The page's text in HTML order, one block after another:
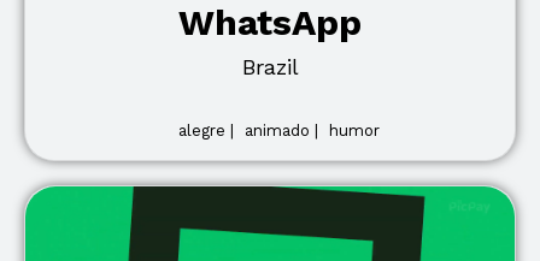
WhatsApp
Brazil
alegre | animado | humor